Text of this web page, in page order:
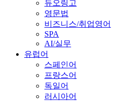
듀오링고
영문법
비즈니스/취업영어
SPA
AI/실무
유럽어
스페인어
프랑스어
독일어
러시아어